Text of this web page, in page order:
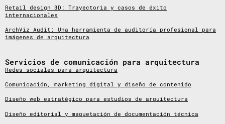
Retail design 3D: Trayectoria y casos de éxito
internacionales
ArchViz Audit: Una herramienta de auditoría profesional para
imágenes de arquitectura
Servicios de comunicación para arquitectura
Redes sociales para arquitectura
Comunicación, marketing digital y diseño de contenido
Diseño web estratégico para estudios de arquitectura
Diseño editorial y maquetación de documentación técnica